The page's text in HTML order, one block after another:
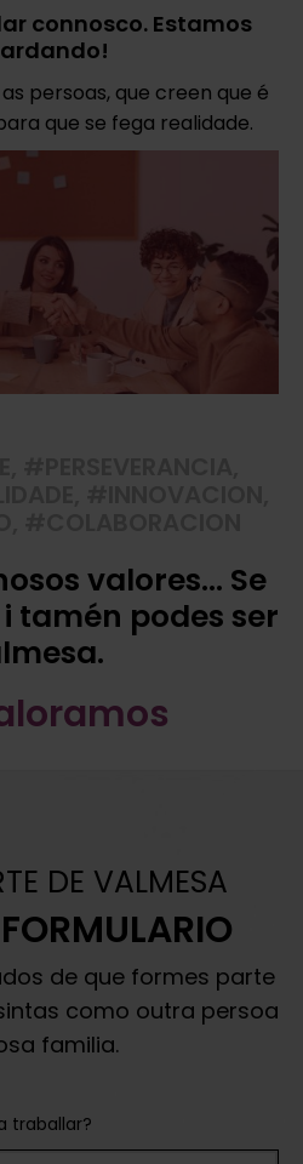
connosco. Estamos
persoas, que creen que é
que se fega realidade.
valores... Se
tamén podes ser
DE VALMESA
de que formes parte
como outra persoa
familia.
traballar?